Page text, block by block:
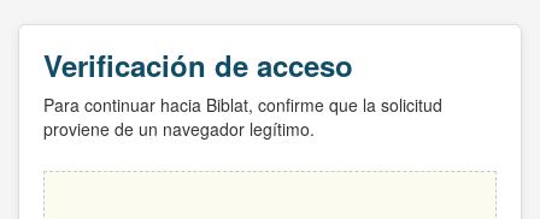
Verificación de acceso
Para continuar hacia Biblat, confirme que la solicitud
proviene de un navegador legítimo.